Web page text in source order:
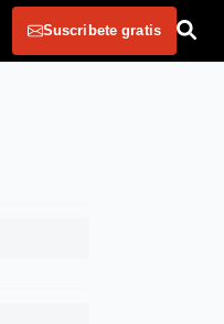
Suscribete gratis